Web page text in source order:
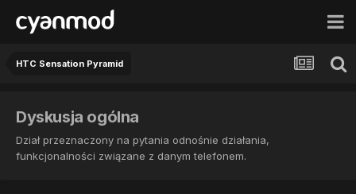
HTC Sensation Pyramid
Dyskusja ogólna
Dział przeznaczony na pytania odnośnie działania,
funkcjonalności związane z danym telefonem.